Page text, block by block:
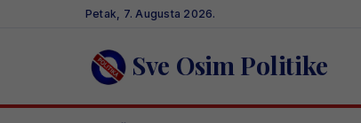
Petak, 7. Augusta 2026.
Sve Osim Politike